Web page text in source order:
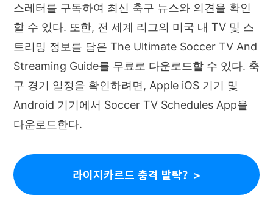
스레터를 구독하여 최신 축구 뉴스와 의견을 확인
할 수 있다. 또한, 전 세계 리그의 미국 내 TV 및 스
트리밍 정보를 담은 The Ultimate Soccer TV And
Streaming Guide를 무료로 다운로드할 수 있다. 축
구 경기 일정을 확인하려면, Apple iOS 기기 및
Android 기기에서 Soccer TV Schedules App을
다운로드한다.
라이지카르드 충격 발탁?